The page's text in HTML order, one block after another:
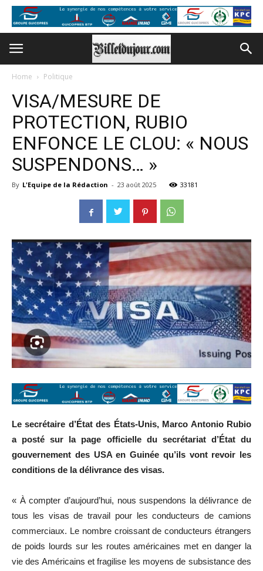
Home Politique
VISA/MESURE DE
PROTECTION, RUBIO
ENFONCE LE CLOU: « NOUS
SUSPENDONS… »
By L'Equipe de la Rédaction - 23 août 2025 33181
Le secrétaire d’État des États-Unis, Marco Antonio Rubio
a posté sur la page officielle du secrétariat d’État du
gouvernement des USA en Guinée qu’ils vont revoir les
conditions de la délivrance des visas.
« À compter d’aujourd’hui, nous suspendons la délivrance de
tous les visas de travail pour les conducteurs de camions
commerciaux. Le nombre croissant de conducteurs étrangers
de poids lourds sur les routes américaines met en danger la
vie des Américains et fragilise les moyens de subsistance des